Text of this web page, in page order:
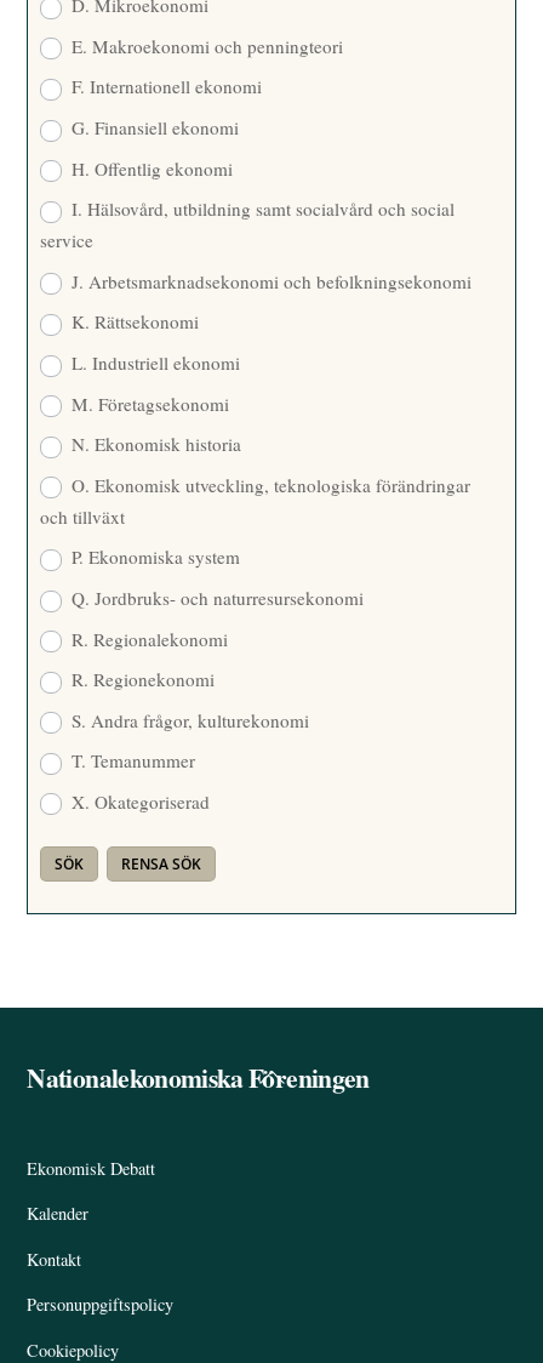
D. Mikroekonomi
E. Makroekonomi och penningteori
F. Internationell ekonomi
G. Finansiell ekonomi
H. Offentlig ekonomi
I. Hälsovård, utbildning samt socialvård och social
service
J. Arbetsmarknadsekonomi och befolkningsekonomi
K. Rättsekonomi
L. Industriell ekonomi
M. Företagsekonomi
N. Ekonomisk historia
O. Ekonomisk utveckling, teknologiska förändringar
och tillväxt
P. Ekonomiska system
Q. Jordbruks- och naturresursekonomi
R. Regionalekonomi
R. Regionekonomi
S. Andra frågor, kulturekonomi
T. Temanummer
X. Okategoriserad
Back
Nationalekonomiska Föreningen
Ekonomisk Debatt
Kalender
Kontakt
Personuppgiftspolicy
Cookiepolicy